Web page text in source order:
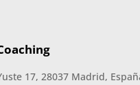
17, 28037 Madrid,